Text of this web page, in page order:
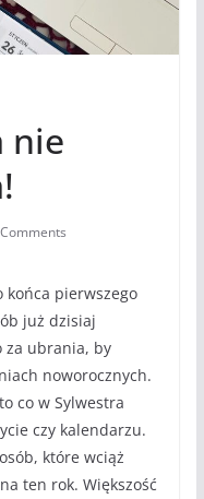
nie
pierwszego
już dzisiaj
za ubrania, by
noworocznych.
co w Sylwestra
czy kalendarzu.
które wciąż
ten rok. Większość